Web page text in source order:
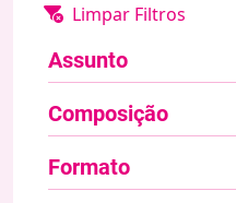
Assunto
Composição
Formato